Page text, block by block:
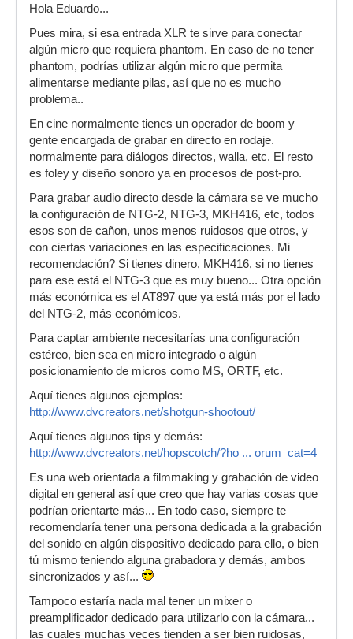
Hola Eduardo...
Pues mira, si esa entrada XLR te sirve para conectar
algún micro que requiera phantom. En caso de no tener
phantom, podrías utilizar algún micro que permita
alimentarse mediante pilas, así que no es mucho
problema..
En cine normalmente tienes un operador de boom y
gente encargada de grabar en directo en rodaje.
normalmente para diálogos directos, walla, etc. El resto
es foley y diseño sonoro ya en procesos de post-pro.
Para grabar audio directo desde la cámara se ve mucho
la configuración de NTG-2, NTG-3, MKH416, etc, todos
esos son de cañon, unos menos ruidosos que otros, y
con ciertas variaciones en las especificaciones. Mi
recomendación? Si tienes dinero, MKH416, si no tienes
para ese está el NTG-3 que es muy bueno... Otra opción
más económica es el AT897 que ya está más por el lado
del NTG-2, más económicos.
Para captar ambiente necesitarías una configuración
estéreo, bien sea en micro integrado o algún
posicionamiento de micros como MS, ORTF, etc.
Aquí tienes algunos ejemplos:
http://www.dvcreators.net/shotgun-shootout/
Aquí tienes algunos tips y demás:
http://www.dvcreators.net/hopscotch/?ho ... orum_cat=4
Es una web orientada a filmmaking y grabación de video
digital en general así que creo que hay varias cosas que
podrían orientarte más... En todo caso, siempre te
recomendaría tener una persona dedicada a la grabación
del sonido en algún dispositivo dedicado para ello, o bien
tú mismo teniendo alguna grabadora y demás, ambos
sincronizados y así...
Tampoco estaría nada mal tener un mixer o
preamplificador dedicado para utilizarlo con la cámara...
las cuales muchas veces tienden a ser bien ruidosas,